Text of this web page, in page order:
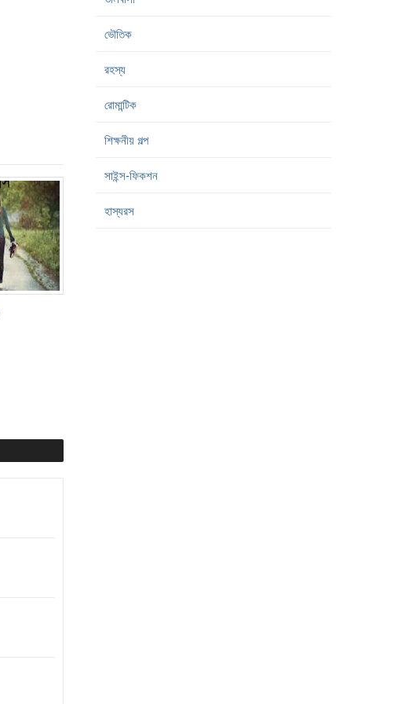
ভৌতিক
রহস্য
রোমান্টিক
শিক্ষনীয় গল্প
সাইন্স-ফিকশন
হাস্যরস